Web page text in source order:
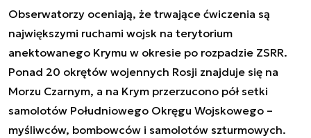
Obserwatorzy oceniają, że trwające ćwiczenia są
największymi ruchami wojsk na terytorium
anektowanego Krymu w okresie po rozpadzie ZSRR.
Ponad 20 okrętów wojennych Rosji znajduje się na
Morzu Czarnym, a na Krym przerzucono pół setki
samolotów Południowego Okręgu Wojskowego –
myśliwców, bombowców i samolotów szturmowych.